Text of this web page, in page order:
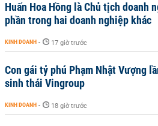
Huấn Hoa Hồng là Chủ tịch doanh
phần trong hai doanh nghiệp khác
KINH DOANH - 17 giờ trước
Con gái tỷ phú Phạm Nhật Vượng
sinh thái Vingroup
KINH DOANH - 18 giờ trước